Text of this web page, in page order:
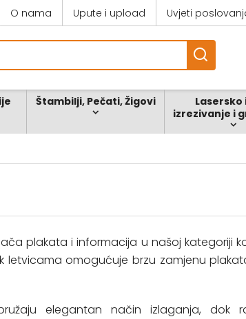
O nama Upute i upload Uvjeti
Štambilji, Pečati, Žigovi
Lasersko
izrezivanje i
plakata i informacija u našoj kategoriji
letvicama omogućuje brzu zamjenu
elegantan način izlaganja, dok